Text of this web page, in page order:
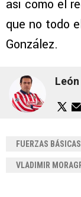
así como el
que no todo
González.
FUERZAS BÁSICAS
VLADIMIR